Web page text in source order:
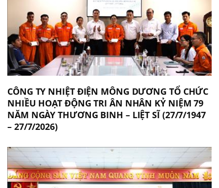
CÔNG TY NHIỆT ĐIỆN MÔNG DƯƠNG TỔ CHỨC
NHIỀU HOẠT ĐỘNG TRI ÂN NHÂN KỶ NIỆM 79
NĂM NGÀY THƯƠNG BINH – LIỆT SĨ (27/7/1947
– 27/7/2026)